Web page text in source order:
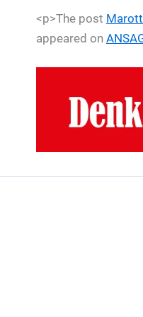
<p>The post
appeared on